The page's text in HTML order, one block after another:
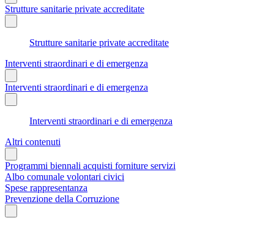
Strutture sanitarie private accreditate
Strutture sanitarie private accreditate
Interventi straordinari e di emergenza
Interventi straordinari e di emergenza
Interventi straordinari e di emergenza
Altri contenuti
Programmi biennali acquisti forniture servizi
Albo comunale volontari civici
Spese rappresentanza
Prevenzione della Corruzione